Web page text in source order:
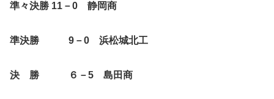
準々決勝 11－0 静岡商
準決勝 9－0 浜松城北工
決 勝 ６－5 島田商